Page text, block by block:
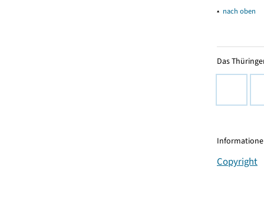
▴ nach oben
Das
Copyright